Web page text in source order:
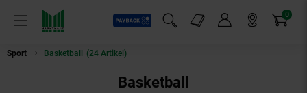
Menü
Payback
Suchfeld einblenden
Markt-Angebote 0
Artikel
Sport Basketball (24 Artikel)
Basketball